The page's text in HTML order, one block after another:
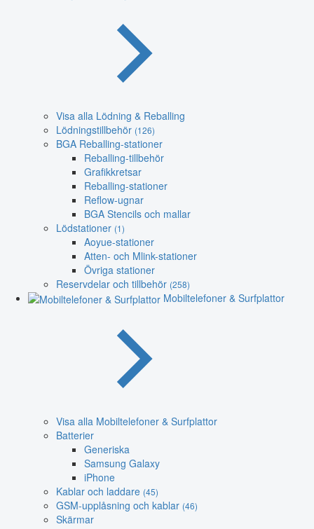
Visa alla Lödning & Reballing
Lödningstillbehör (126)
BGA Reballing-stationer
Reballing-tillbehör
Grafikkretsar
Reballing-stationer
Reflow-ugnar
BGA Stencils och mallar
Lödstationer (1)
Aoyue-stationer
Atten- och Mlink-stationer
Övriga stationer
Reservdelar och tillbehör (258)
Mobiltelefoner & Surfplattor
Visa alla Mobiltelefoner & Surfplattor
Batterier
Generiska
Samsung Galaxy
iPhone
Kablar och laddare (45)
GSM-upplåsning och kablar (46)
Skärmar